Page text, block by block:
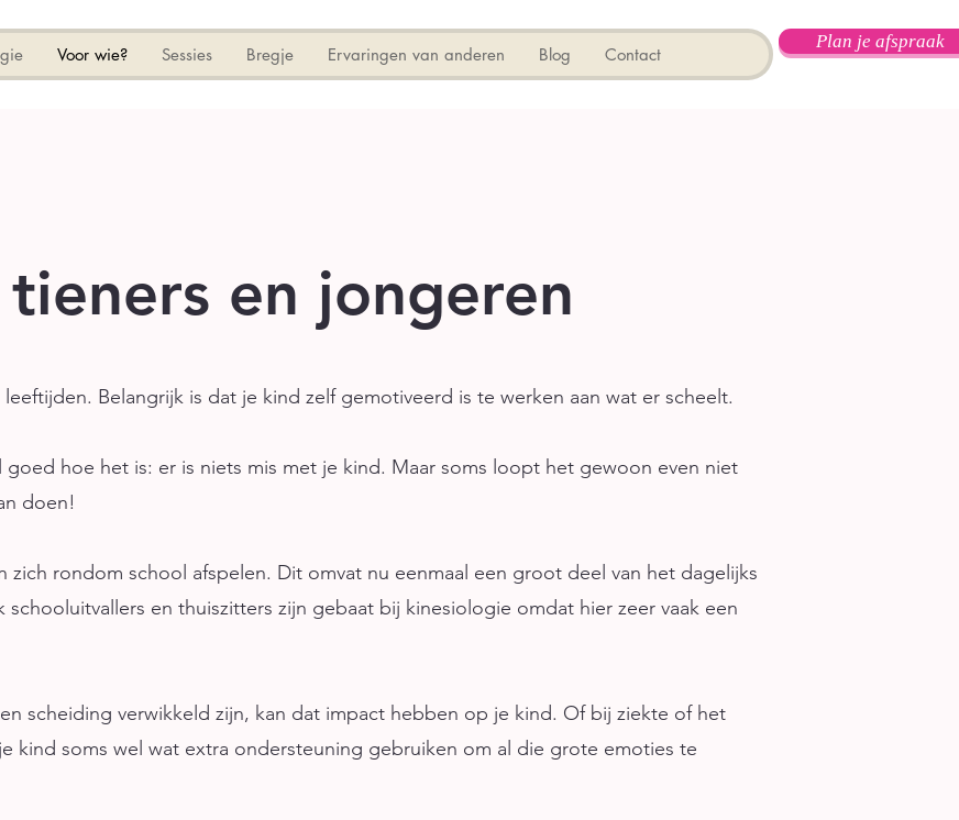
Voor wie? Sessies Bregje Ervaringen van anderen Blog Contact
Plan je afspraak
en jongeren
Belangrijk is dat je kind zelf gemotiveerd is te werken aan wat er scheelt.
hoe het is: er is niets mis met je kind. Maar soms loopt het gewoon even niet
doen!
zich rondom school afspelen. Dit omvat nu eenmaal een groot deel van het dagelijks
schooluitvallers en thuiszitters zijn gebaat bij kinesiologie omdat hier zeer vaak een
scheiding verwikkeld zijn, kan dat impact hebben op je kind. Of bij ziekte of het
kind soms wel wat extra ondersteuning gebruiken om al die grote emoties te